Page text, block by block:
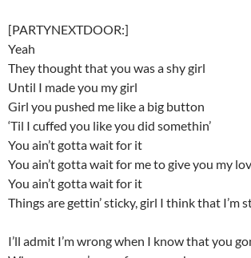
[PARTYNEXTDOOR:]
Yeah
They thought that you was a shy girl
Until I made you my girl
Girl you pushed me like a big button
‘Til I cuffed you like you did somethin’
You ain’t gotta wait for it
You ain’t gotta wait for me to give you my
You ain’t gotta wait for it
Things are gettin’ sticky, girl I think that I’m
I’ll admit I’m wrong when I know that you